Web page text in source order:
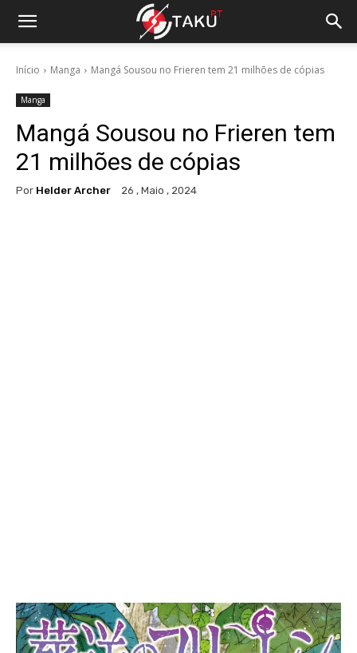
Início Manga Mangá Sousou no Frieren tem 21 milhões de cópias
Manga
Mangá Sousou no Frieren tem
21 milhões de cópias
Por Helder Archer 26 , Maio , 2024